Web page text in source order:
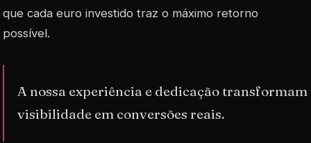
que cada euro investido traz o máximo retorno
possível.
A nossa experiência e dedicação transformam
visibilidade em conversões reais.